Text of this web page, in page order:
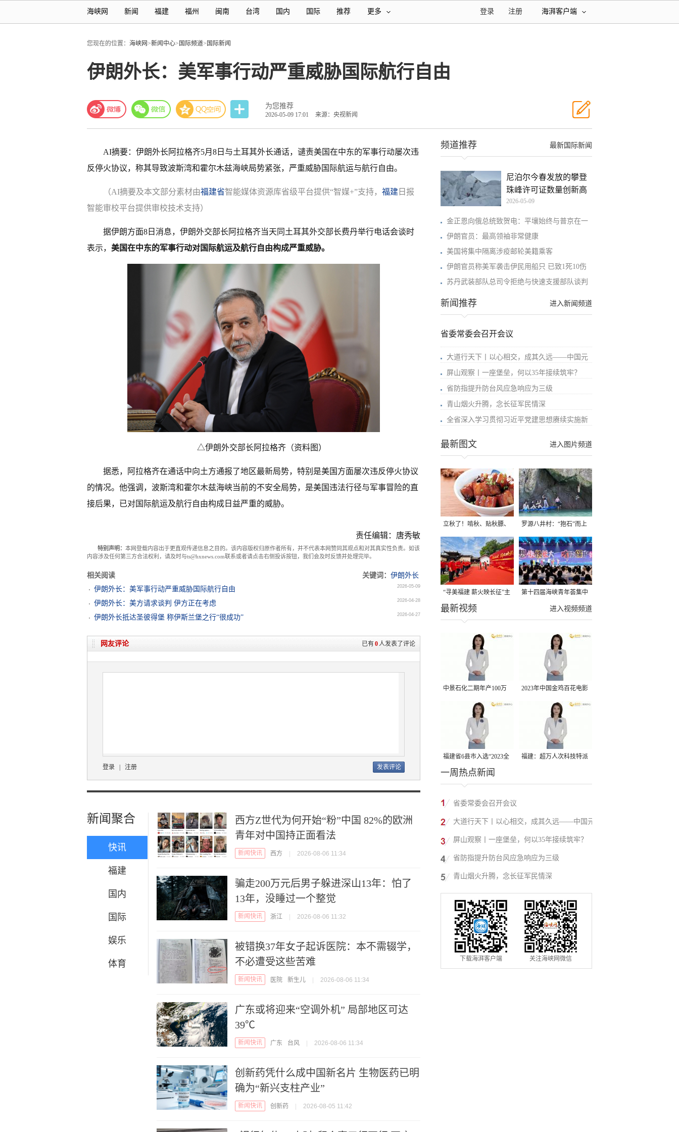
海峡网 新闻 福建 福州 闽南 台湾 国内 国际 推荐 更多 海湃客户端
注册
登录
您现在的位置： 海峡网>新闻中心> 国际频道> 国际新闻
伊朗外长：美军事行动严重威胁国际航行自由
为您推荐
2026-05-09 17:01 来源：央视新闻
AI摘要： 伊朗外长阿拉格齐5月8日与土耳其外长通话，谴责美国在中东的军事行动屡次违
反停火协议，称其导致波斯湾和霍尔木兹海峡局势紧张，严重威胁国际航运与航行自由。
（AI摘要及本文部分素材由福建省智能媒体资源库省级平台提供“智媒+”支持， 福建 日报
智能审校平台提供审校技术支持）
据伊朗方面8日消息，伊朗外交部长阿拉格齐当天同土耳其外交部长费丹举行电话会谈时
表示， 美国在中东的军事行动对国际航运及航行自由构成严重威胁。
△伊朗外交部长阿拉格齐（资料图）
据悉，阿拉格齐在通话中向土方通报了地区最新局势，特别是美国方面屡次违反停火协议
的情况。他强调，波斯湾和霍尔木兹海峡当前的不安全局势，是美国违法行径与军事冒险的直
接后果，已对国际航运及航行自由构成日益严重的威胁。
责任编辑：唐秀敏
特别声明： 本网登载内容出于更直观传递信息之目的。该内容版权归原作者所有，并不代表本网赞同其观点和对其真实性负责。如该
内容涉及任何第三方合法权利，请及时与ts@hxnews.com联系或者请点击右侧投诉按钮，我们会及时反馈并处理完毕。
相关阅读 关键词： 伊朗外长
伊朗外长：美军事行动严重威胁国际航行自由
2026-05-09
伊朗外长：美方请求谈判 伊方正在考虑 2026-04-28
伊朗外长抵达圣彼得堡 称伊斯兰堡之行“很成功” 2026-04-27
已有0人发表了评论
网友评论
登录 注册
新闻聚合
快讯
福建
国内
国际
娱乐
体育
西方Z世代为何开始“粉”中国 82%的欧洲
青年对中国持正面看法
新闻快讯 西方 2026-08-06 11:34
骗走200万元后男子躲进深山13年：怕了
13年，没睡过一个整觉
新闻快讯 浙江 2026-08-06 11:32
被错换37年女子起诉医院：本不需辍学，
不必遭受这些苦难
新闻快讯 医院 新生儿 2026-08-06 11:34
广东或将迎来“空调外机” 局部地区可达
39℃
新闻快讯 广东 台风 2026-08-06 11:34
创新药凭什么成中国新名片 生物医药已明
确为“新兴支柱产业”
新闻快讯 创新药 2026-08-05 11:42
最新国际新闻
频道推荐
尼泊尔今春发放的攀登
珠峰许可证数量创新高
2026-05-09
金正恩向俄总统致贺电：平壤始终与普京在一
伊朗官员：最高领袖非常健康
美国将集中隔离涉疫邮轮美籍乘客
伊朗官员称美军袭击伊民用船只 已致1死10伤
苏丹武装部队总司令拒绝与快速支援部队谈判
进入新闻频道
新闻推荐
省委常委会召开会议
大道行天下丨以心相交，成其久远——中国元
屏山观察丨一座堡垒，何以35年接续筑牢？
省防指提升防台风应急响应为三级
青山烟火升腾，念长征军民情深
全省深入学习贯彻习近平党建思想赓续实施新
进入图片频道
最新图文
立秋了！啃秋、贴秋膘、
晒秋，福建人这样过才够
味→
罗源八井村：“抱石”而上
“寻美福建 薪火映长征”主
题活动在龙岩长汀启动
第十四届海峡青年荟集中
阶段活动在福州举行
进入视频频道
最新视频
中景石化二期年产100万
吨丙烷脱氢项目建成中交
2023年中国金鸡百花电影
节有福电影巡展31日启动
福建省6县市入选“2023全
国县域发展潜力百强县”
福建：超万人次科技特派
一周热点新闻
省委常委会召开会议
大道行天下丨以心相交，成其久远——中国元
首外交的世界情怀与大国气派
屏山观察丨一座堡垒，何以35年接续筑牢？
省防指提升防台风应急响应为三级
青山烟火升腾，念长征军民情深
下载海湃客户端 关注海峡网微信